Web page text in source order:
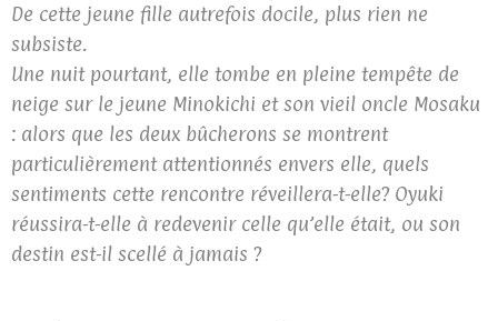
De cette jeune fille autrefois docile, plus rien ne
subsiste.
Une nuit pourtant, elle tombe en pleine tempête de
neige sur le jeune Minokichi et son vieil oncle Mosaku
: alors que les deux bûcherons se montrent
particulièrement attentionnés envers elle, quels
sentiments cette rencontre réveillera-t-elle? Oyuki
réussira-t-elle à redevenir celle qu’elle était, ou son
destin est-il scellé à jamais ?